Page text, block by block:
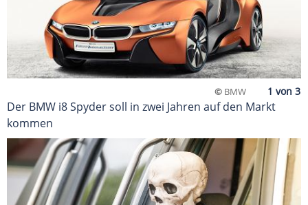
© BMW
Der BMW i8 Spyder soll in zwei Jahren auf den Markt
kommen